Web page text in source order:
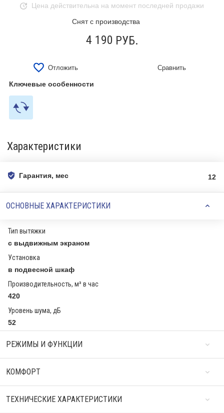
Снят с производства
Цена действительна на момент последней продажи
4 190 РУБ.
Отложить Сравнить
Ключевые особенности
Характеристики
Гарантия, мес 12
ОСНОВНЫЕ ХАРАКТЕРИСТИКИ
Тип вытяжки
с выдвижным экраном
Установка
в подвесной шкаф
Производительность, м³ в час
420
Уровень шума, дБ
52
РЕЖИМЫ И ФУНКЦИИ
КОМФОРТ
ТЕХНИЧЕСКИЕ ХАРАКТЕРИСТИКИ